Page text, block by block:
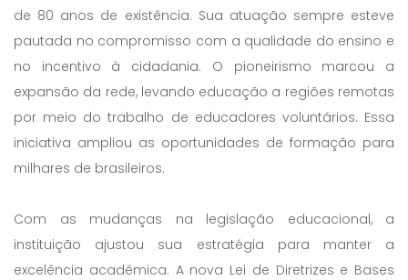
de 80 anos de existência. Sua atuação sempre esteve
pautada no compromisso com a qualidade do ensino e
no incentivo à cidadania. O pioneirismo marcou a
expansão da rede, levando educação a regiões remotas
por meio do trabalho de educadores voluntários. Essa
iniciativa ampliou as oportunidades de formação para
milhares de brasileiros.
Com as mudanças na legislação educacional, a
instituição ajustou sua estratégia para manter a
excelência acadêmica. A nova Lei de Diretrizes e Bases